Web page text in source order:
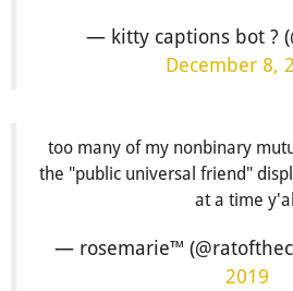
— kitty captions bot ?
December 8,
too many of my nonbinary
the "public universal friend"
at a time
— rosemarie™
2019